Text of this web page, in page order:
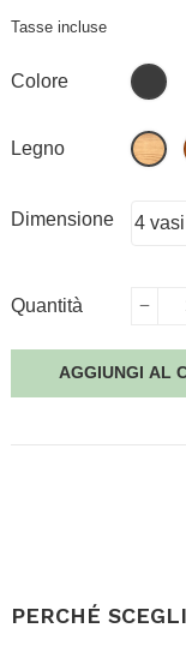
Tasse incluse
Colore
Legno
Dimensione
Quantità
AGGIUNGI AL
PERCHÉ